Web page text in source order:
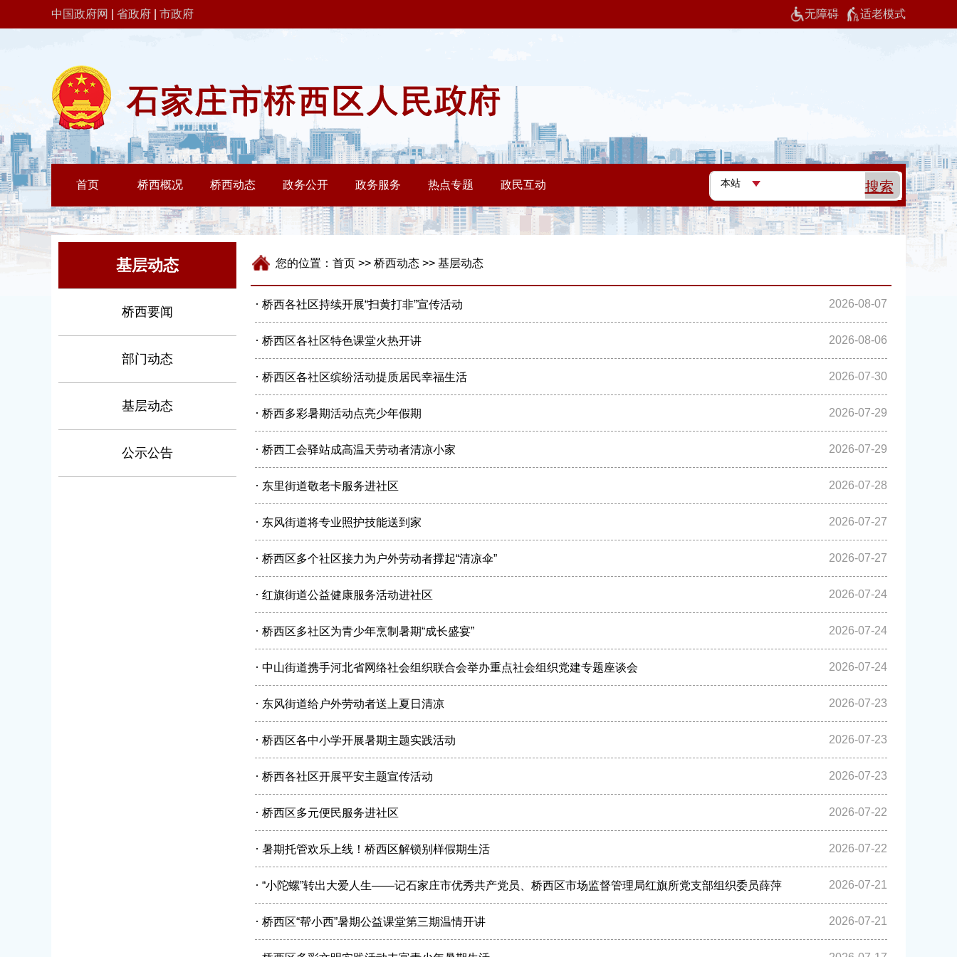
中国政府网 省政府 市政府 无障碍 适老模式
基层动态
桥西要闻
部门动态
基层动态
公示公告
您的位置： 首页 >> 桥西动态 >> 基层动态
· 桥西各社区持续开展“扫黄打非”宣传活动 2026-08-07
· 桥西区各社区特色课堂火热开讲 2026-08-06
· 桥西区各社区缤纷活动提质居民幸福生活 2026-07-30
· 桥西多彩暑期活动点亮少年假期 2026-07-29
· 桥西工会驿站成高温天劳动者清凉小家 2026-07-29
· 东里街道敬老卡服务进社区 2026-07-28
· 东风街道将专业照护技能送到家 2026-07-27
· 桥西区多个社区接力为户外劳动者撑起“清凉伞” 2026-07-27
· 红旗街道公益健康服务活动进社区 2026-07-24
· 桥西区多社区为青少年烹制暑期“成长盛宴” 2026-07-24
· 中山街道携手河北省网络社会组织联合会举办重点社会组织党建专题座谈会 2026-07-24
· 东风街道给户外劳动者送上夏日清凉 2026-07-23
· 桥西区各中小学开展暑期主题实践活动 2026-07-23
· 桥西各社区开展平安主题宣传活动 2026-07-23
· 桥西区多元便民服务进社区 2026-07-22
· 暑期托管欢乐上线！桥西区解锁别样假期生活 2026-07-22
· “小陀螺”转出大爱人生——记石家庄市优秀共产党员、桥西区市场监督管理局红旗所党支部组织委员薛萍 2026-07-21
· 桥西区“帮小西”暑期公益课堂第三期温情开讲 2026-07-21